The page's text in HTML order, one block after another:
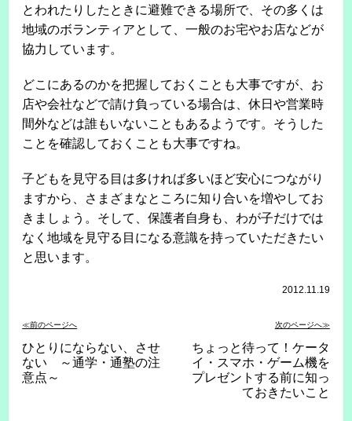
とわれたりしたときに避難できる場所で、その多くは
地域のボランティアとして、一般のお宅やお店などが
協力しています。
どこにあるのかを把握しておくことも大事ですが、お
店や会社などで請け負っている場合は、休日や営業時
間外などは誰もいないこともあるようです。そうした
ことを確認しておくことも大事ですね。
子どもを見守る目は多ければ多いほど安心につながり
ますから、さまざまなところに知り合いを増やしてお
きましょう。そして、保護者自身も、わが子だけでは
なく地域を見守る目になる意識を持っていただきたい
と思います。
2012.11.19
≪前のページへ 次のページへ≫
ひとりにならない、させ
ない ～通学・通塾の注
意点～
ちょっと待って！ケータ
イ・スマホ・ゲーム機を
プレゼントする前に知っ
ておきたいこと